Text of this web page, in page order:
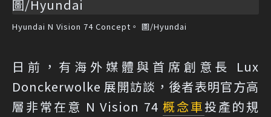
Hyundai N Vision 74 Concept。 圖/Hyundai
日前，有海外媒體與首席創意長 Lux
Donckerwolke 展開訪談，後者表明官方高
層非常在意 N Vision 74 概念車投產的規